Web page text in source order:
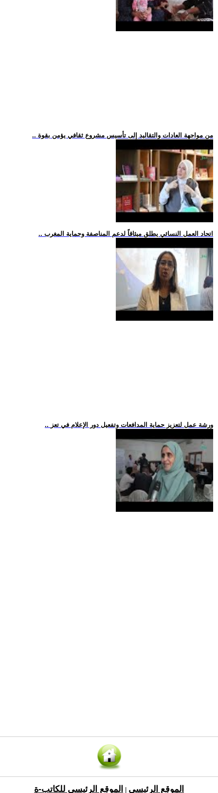
.. من مواجهة العادات والتقاليد إلى تأسيس مشروع ثقافي يؤمن بقوة
.. اتحاد العمل النسائي يطلق ميثاقاً لدعم المناصفة وحماية المغرب
.. ورشة عمل لتعزيز حماية المدافعات وتفعيل دور الإعلام في تعز
الموقع الرئيسي الموقع الرئيسي للكاتب-ة